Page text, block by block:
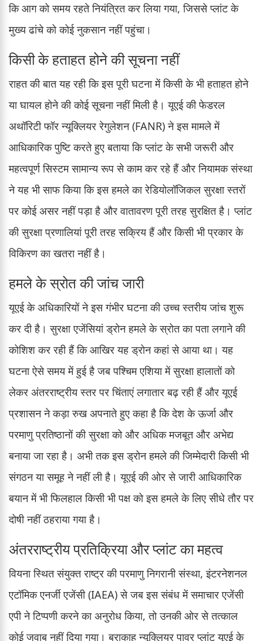
कि आग को समय रहते नियंत्रित कर लिया गया, जिससे प्लांट के
मुख्य ढांचे को कोई नुकसान नहीं पहुंचा।
किसी के हताहत होने की सूचना नहीं
राहत की बात यह रही कि इस पूरी घटना में किसी के भी हताहत होने
या घायल होने की कोई सूचना नहीं मिली है। यूएई की फेडरल
अथॉरिटी फॉर न्यूक्लियर रेगुलेशन (FANR) ने इस मामले में
आधिकारिक पुष्टि करते हुए बताया कि प्लांट के सभी जरूरी और
महत्वपूर्ण सिस्टम सामान्य रूप से काम कर रहे हैं और नियामक संस्था
ने यह भी साफ किया कि इस हमले का रेडियोलॉजिकल सुरक्षा स्तरों
पर कोई असर नहीं पड़ा है और वातावरण पूरी तरह सुरक्षित है। प्लांट
की सुरक्षा प्रणालियां पूरी तरह सक्रिय हैं और किसी भी प्रकार के
विकिरण का खतरा नहीं है।
हमले के स्रोत की जांच जारी
यूएई के अधिकारियों ने इस गंभीर घटना की उच्च स्तरीय जांच शुरू
कर दी है। सुरक्षा एजेंसियां ड्रोन हमले के स्रोत का पता लगाने की
कोशिश कर रही हैं कि आखिर यह ड्रोन कहां से आया था। यह
घटना ऐसे समय में हुई है जब पश्चिम एशिया में सुरक्षा हालातों को
लेकर अंतरराष्ट्रीय स्तर पर चिंताएं लगातार बढ़ रही हैं और यूएई
प्रशासन ने कड़ा रुख अपनाते हुए कहा है कि देश के ऊर्जा और
परमाणु प्रतिष्ठानों की सुरक्षा को और अधिक मजबूत और अभेद्य
बनाया जा रहा है। अभी तक इस ड्रोन हमले की जिम्मेदारी किसी भी
संगठन या समूह ने नहीं ली है। यूएई की ओर से जारी आधिकारिक
बयान में भी फिलहाल किसी भी पक्ष को इस हमले के लिए सीधे तौर पर
दोषी नहीं ठहराया गया है।
अंतरराष्ट्रीय प्रतिक्रिया और प्लांट का महत्व
वियना स्थित संयुक्त राष्ट्र की परमाणु निगरानी संस्था, इंटरनेशनल
एटॉमिक एनर्जी एजेंसी (IAEA) से जब इस संबंध में समाचार एजेंसी
एपी ने टिप्पणी करने का अनुरोध किया, तो उनकी ओर से तत्काल
कोई जवाब नहीं दिया गया। बराकाह न्यूक्लियर पावर प्लांट यूएई के